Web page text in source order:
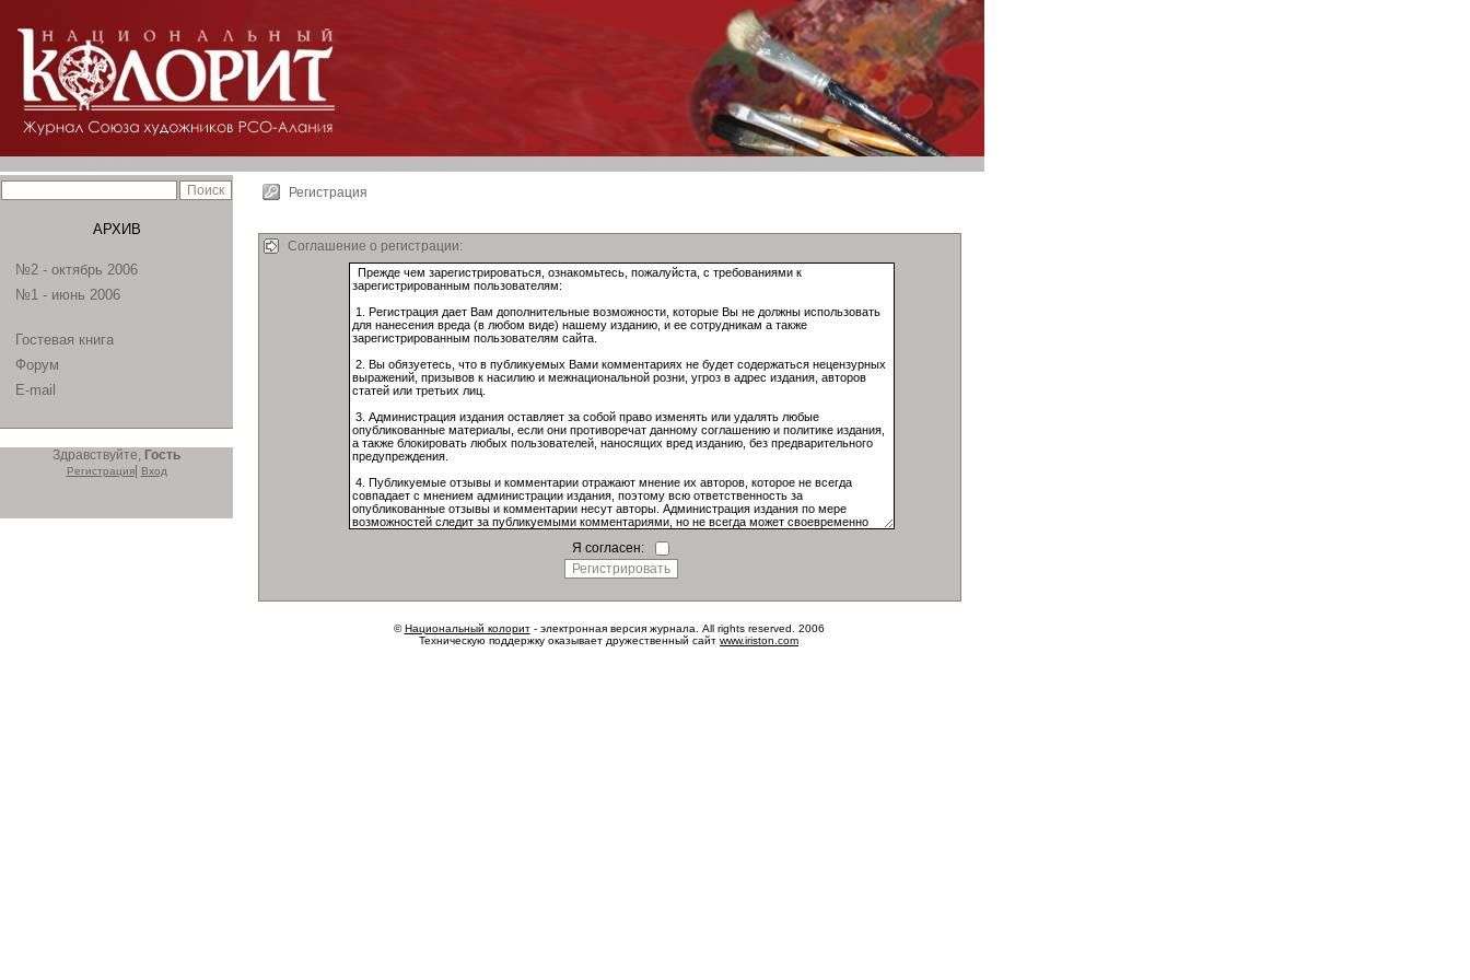
АРХИВ
№2 - октябрь 2006
№1 - июнь 2006
Гостевая книга
Форум
E-mail
Здравствуйте, Гость
Регистрация| Вход
Регистрация
Соглашение о регистрации:
Я согласен:
©Национальный колорит- электронная версия журнала. All rights reserved. 2006
Техническую поддержку оказывает дружественный сайт www.iriston.com